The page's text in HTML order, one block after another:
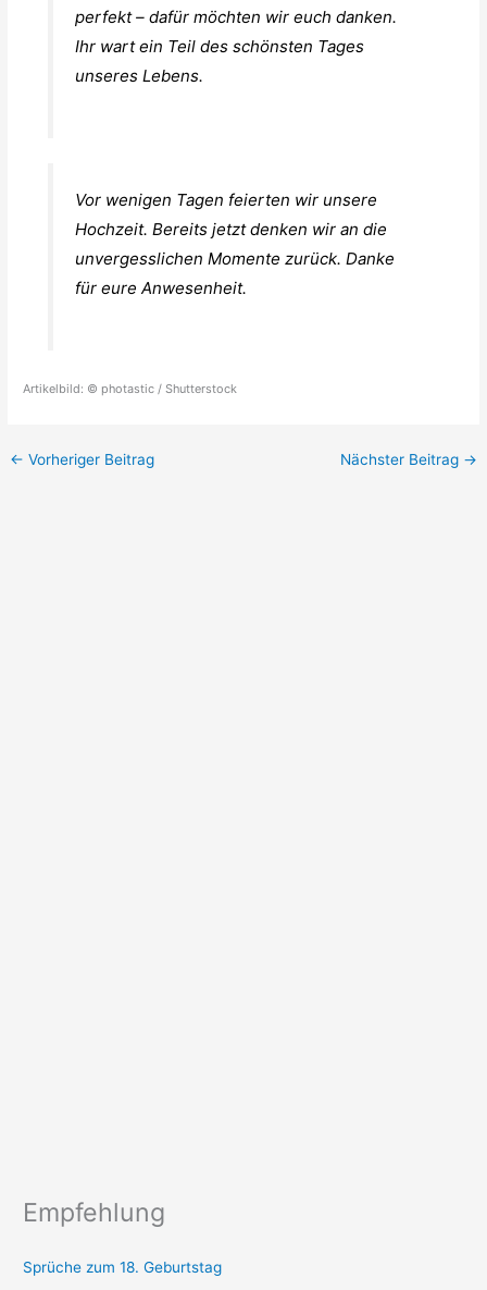
perfekt – dafür möchten wir euch danken.
Ihr wart ein Teil des schönsten Tages
unseres Lebens.
Vor wenigen Tagen feierten wir unsere
Hochzeit. Bereits jetzt denken wir an die
unvergesslichen Momente zurück. Danke
für eure Anwesenheit.
Artikelbild: © photastic / Shutterstock
← Vorheriger Beitrag Nächster Beitrag →
Empfehlung
Sprüche zum 18. Geburtstag